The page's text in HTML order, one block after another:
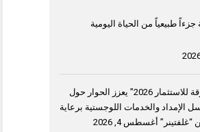
جزءاً طبيعياً من الحياة اليومية
“منتدى الشارقة للاستثمار 2026” يعزز الحوار حول
الإمداد والخدمات اللوجستية برعاية
“غلفتينر” أغسطس 4, 2026